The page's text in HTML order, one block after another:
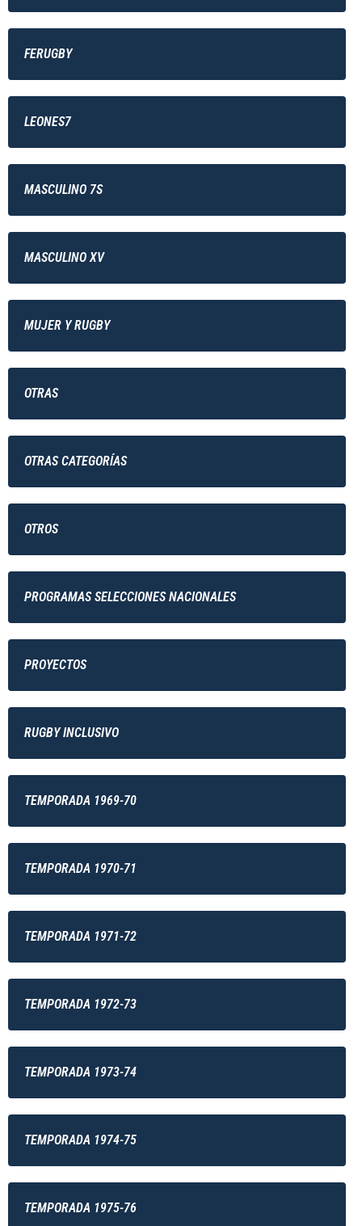
FERUGBY
LEONES7
MASCULINO 7S
MASCULINO XV
MUJER Y RUGBY
OTRAS
OTRAS CATEGORÍAS
OTROS
PROGRAMAS SELECCIONES NACIONALES
PROYECTOS
RUGBY INCLUSIVO
TEMPORADA 1969-70
TEMPORADA 1970-71
TEMPORADA 1971-72
TEMPORADA 1972-73
TEMPORADA 1973-74
TEMPORADA 1974-75
TEMPORADA 1975-76